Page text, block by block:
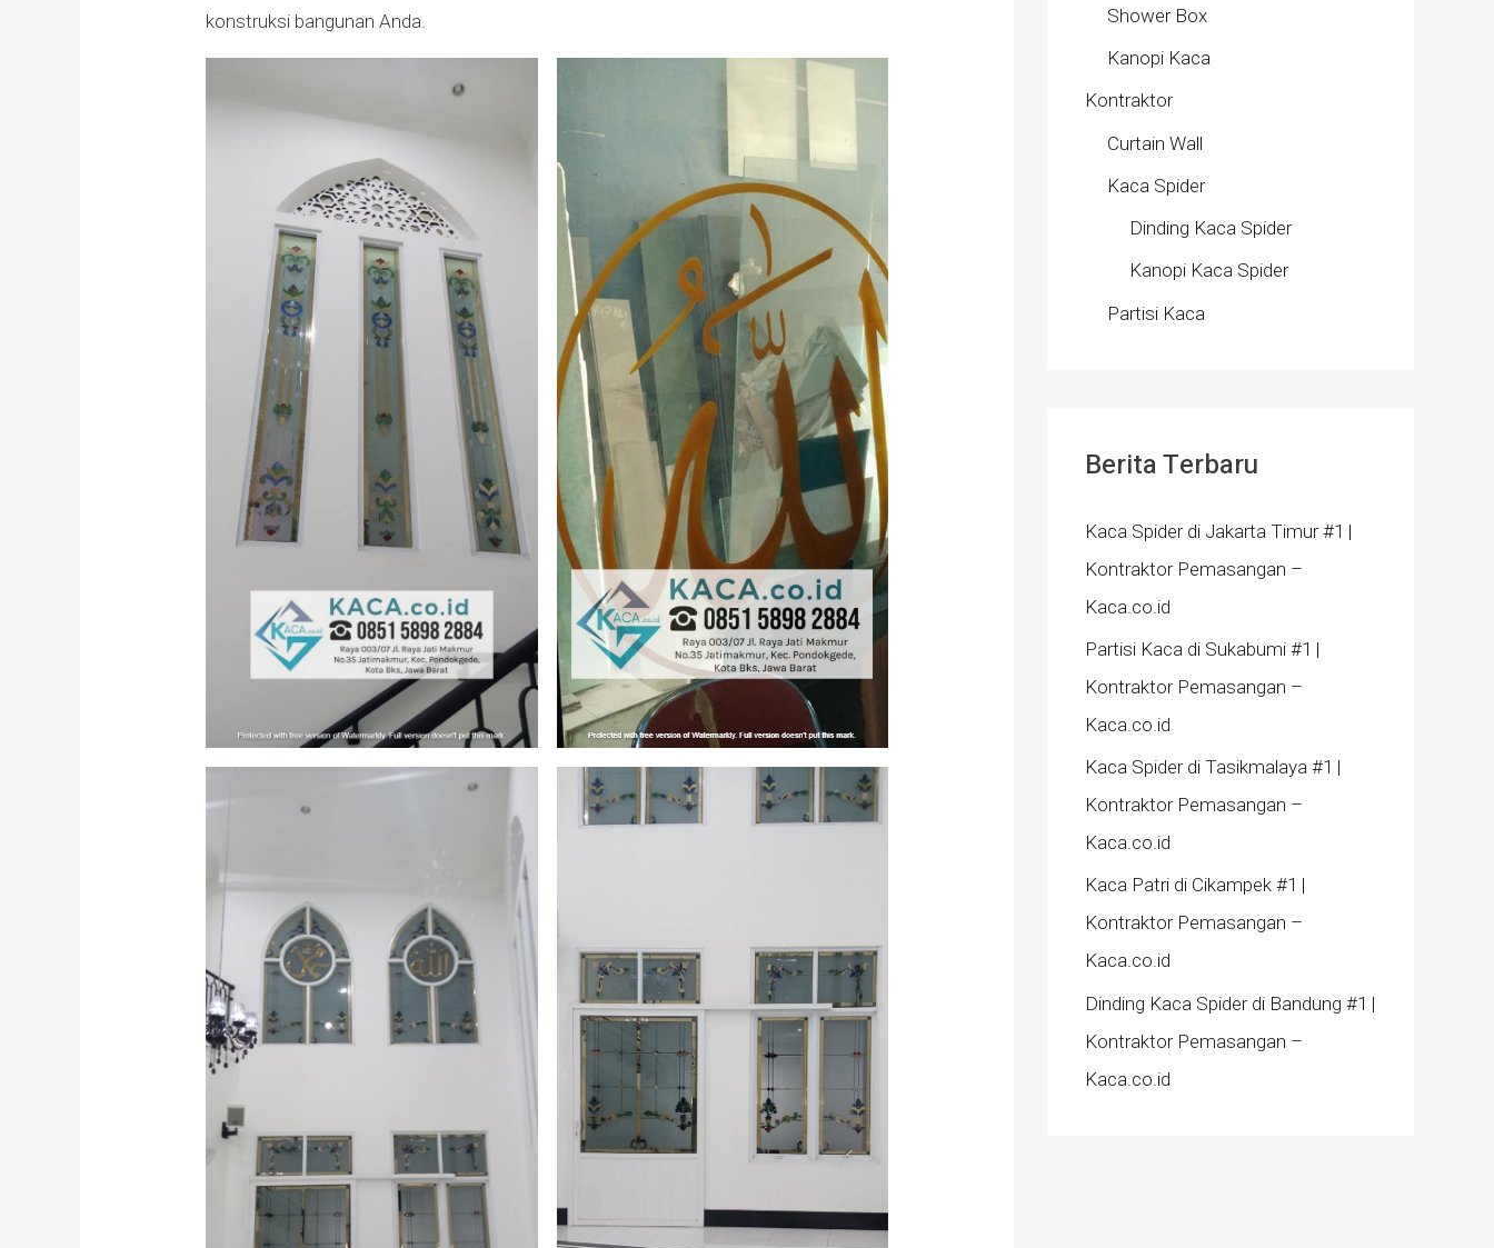
konstruksi bangunan Anda.
Shower Box
Kanopi Kaca
Kontraktor
Curtain Wall
Kaca Spider
Dinding Kaca Spider
Kanopi Kaca Spider
Partisi Kaca
Berita Terbaru
Kaca Spider di Jakarta Timur #1 |
Kontraktor Pemasangan –
Kaca.co.id
Partisi Kaca di Sukabumi #1 |
Kontraktor Pemasangan –
Kaca.co.id
Kaca Spider di Tasikmalaya #1 |
Kontraktor Pemasangan –
Kaca.co.id
Kaca Patri di Cikampek #1 |
Kontraktor Pemasangan –
Kaca.co.id
Dinding Kaca Spider di Bandung #1 |
Kontraktor Pemasangan –
Kaca.co.id